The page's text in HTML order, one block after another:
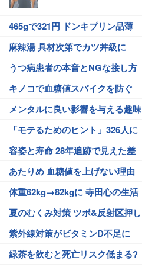
465gで321円 ドンキプリン品薄
麻辣湯 具材次第でカツ丼級に
うつ病患者の本音とNGな接し方
キノコで血糖値スパイクを防ぐ
メンタルに良い影響を与える趣味
「モテるためのヒント」326人に
容姿と寿命 28年追跡で見えた差
あたりめ 血糖値を上げない理由
体重62kg→82kgに 寺田心の生活
夏のむくみ対策 ツボ&反射区押し
紫外線対策がビタミンD不足に
緑茶を飲むと死亡リスク低まる?